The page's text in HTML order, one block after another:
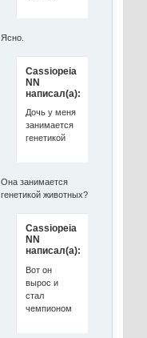
Ясно.
Cassiopeia
NN
написал(а):
Дочь у меня
занимается
генетикой
Она занимается
генетикой животных?
Cassiopeia
NN
написал(а):
Вот он
вырос и
стал
чемпионом